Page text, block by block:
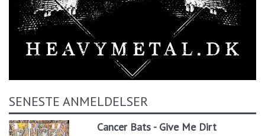
SENESTE ANMELDELSER
Cancer Bats - Give Me Dirt